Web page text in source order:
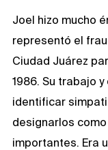
Joel hizo mucho
representó el
Ciudad Juárez
1986. Su trabajo
identificar
designarlos
importantes. Era